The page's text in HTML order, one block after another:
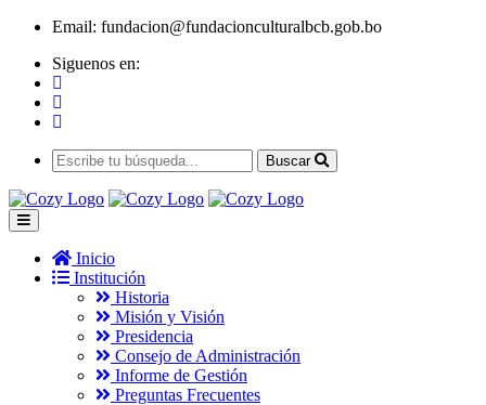
Email: fundacion@fundacionculturalbcb.gob.bo
Siguenos en:
Buscar
Inicio
Institución
Historia
Misión y Visión
Presidencia
Consejo de Administración
Informe de Gestión
Preguntas Frecuentes